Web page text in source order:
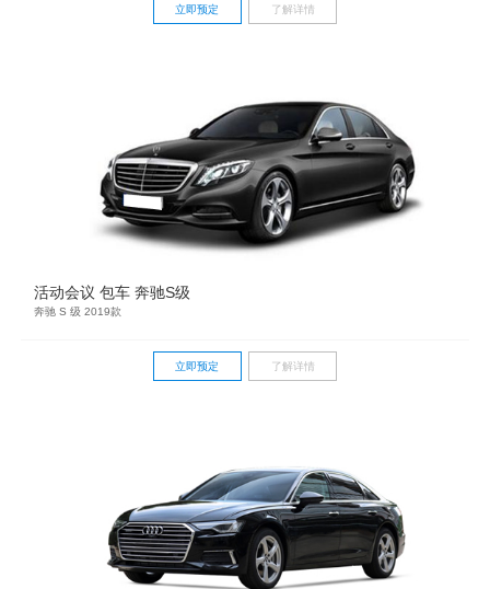
立即预定 了解详情
活动会议 包车 奔驰S级
奔驰 S 级 2019款
立即预定 了解详情